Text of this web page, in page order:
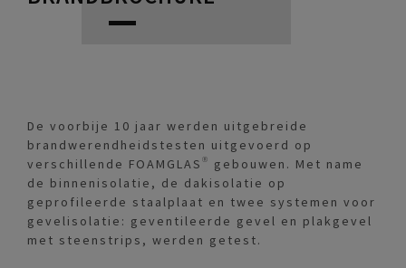
De voorbije 10 jaar werden uitgebreide
brandwerendheidstesten uitgevoerd op
verschillende FOAMGLAS® gebouwen. Met name
de binnenisolatie, de dakisolatie op
geprofileerde staalplaat en twee systemen voor
gevelisolatie: geventileerde gevel en plakgevel
met steenstrips, werden getest.